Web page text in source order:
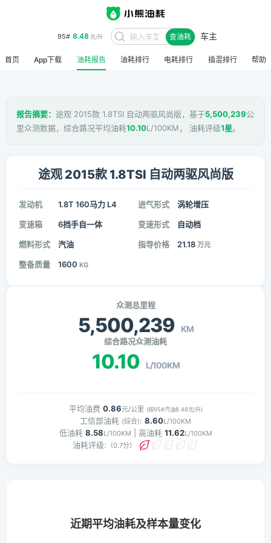
95# 8.48 元/升 查油耗 车主
首页 App下载 油耗报告 油耗排行 电耗排行 插混排行 帮助
报告摘要： 途观 2015款 1.8TSI 自动两驱风尚版，基于5,500,239公
里众测数据，综合路况平均油耗10.10L/100KM， 油耗评级1星。
途观 2015款 1.8TSI 自动两驱风尚版
发动机 1.8T 160马力 L4 进气形式 涡轮增压
变速箱 6挡手自一体 变速形式 自动档
燃料形式 汽油 指导价格 21.18 万元
整备质量 1600 KG
众测总里程
5,500,239 KM
综合路况众测油耗
10.10 L/100KM
平均油费 0.86元/公里 (按95#汽油8.48元/升)
工信部油耗 (综合): 8.60L/100KM
低油耗 8.58L/100KM | 高油耗 11.62L/100KM
油耗评级: （0.7分）